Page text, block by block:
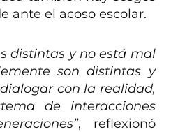
ante el acoso escolar.
distintas y no está mal
son distintas y
con la realidad,
de interacciones
, reflexionó